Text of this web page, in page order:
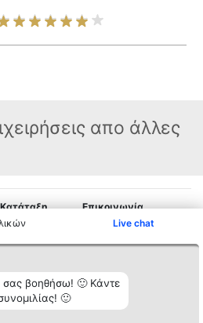
Live chat
σας βοηθήσω! 🙂 Κάντε
🙂
απο άλλες
Κατάταξη
Διακριθέντες
Λίστα όλων
προϋποθέσεις
ΠΟΛΙΤΙΚΗ
ΑΠΟΡΡΗΤΟΥ
Επικοινωνία
Επικοινωνία